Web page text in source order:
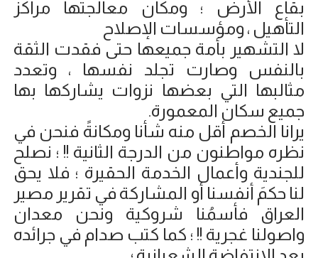
بقاع الأرض ؛ ومكان معالجتها مراكز
التأهيل ، ومؤسسات الإصلاح
لا التشهير بأمة جميعها حتى فقدت الثقة
بالنفس وصارت تجلد نفسها ، وتعدد
مثالبها التي بعضها نزوات يشاركها بها
جميع سكان المعمورة.
يرانا الخصم أقل منه شأنا ومكانةً فنحن في
نظره مواطنون من الدرجة الثانية !! ؛ نصلح
للجندية وأعمال الخدمة الحقيرة ؛ فلا يحق
لنا حكمَ أنفسنا أو المشاركة في تقرير مصير
العراق فأسمُنا شروكية ونحن معدان
واصولنا غجرية !! ؛ كما كتب صدام في جرائده